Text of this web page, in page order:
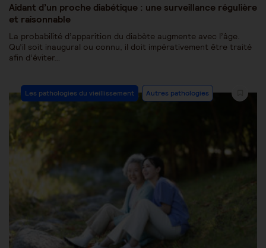
Aidant d’un proche diabétique : une surveillance régulière
et raisonnable
La probabilité d’apparition du diabète augmente avec l’âge.
Qu’il soit inaugural ou connu, il doit impérativement être traité
afin d’éviter…
Les pathologies du vieillissement Autres pathologies